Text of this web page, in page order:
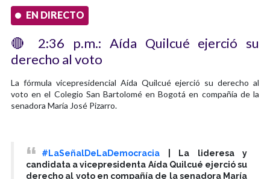
EN DIRECTO
🔴 2:36 p.m.: Aída Quilcué ejerció su
derecho al voto
La fórmula vicepresidencial Aída Quilcué ejerció su derecho al
voto en el Colegio San Bartolomé en Bogotá en compañía de la
senadora María José Pizarro.
#LaSeñalDeLaDemocracia | La lideresa y
candidata a vicepresidenta Aída Quilcué ejerció su
derecho al voto en compañía de la senadora María